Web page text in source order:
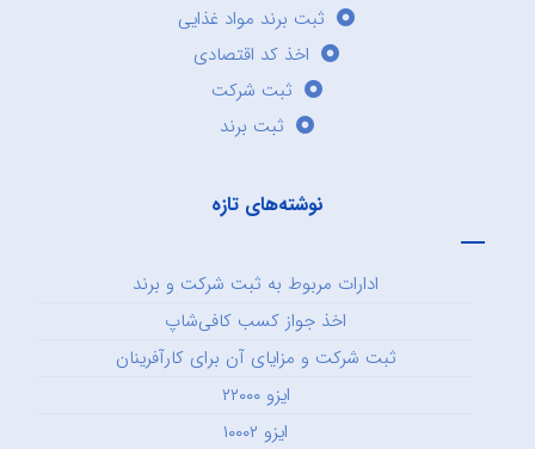
ثبت برند مواد غذایی
اخذ کد اقتصادی
ثبت شرکت
ثبت برند
نوشته‌های تازه
ادارات مربوط به ثبت شرکت و برند
اخذ جواز کسب کافی‌شاپ
ثبت شرکت و مزایای آن برای کارآفرینان
ایزو ۲۲۰۰۰
ایزو ۱۰۰۰۲